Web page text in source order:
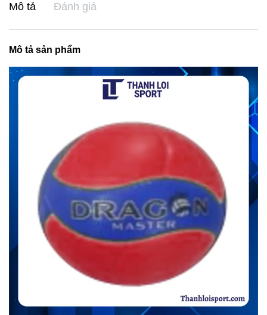
Mô tả Đánh giá
Mô tả sản phẩm